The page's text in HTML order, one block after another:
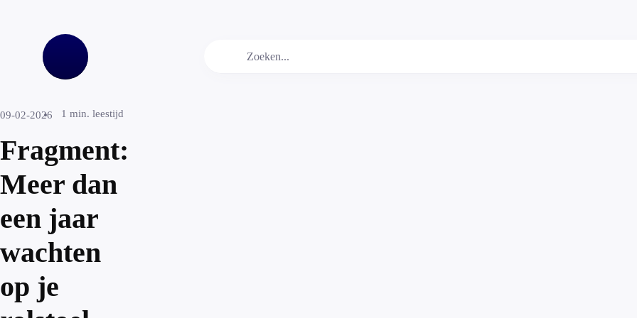
09-02-2026 1 min. leestijd
Fragment:
Meer dan
een jaar
wachten
op je